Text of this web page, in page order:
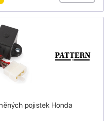
pojistek Honda